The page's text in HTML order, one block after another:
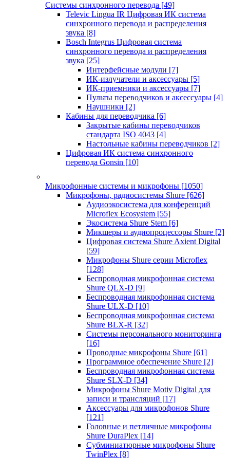
Системы синхронного перевода [49]
Televic Lingua IR Цифровая ИК система
синхронного перевода и распределения
звука [8]
Bosch Integrus Цифровая система
синхронного перевода и распределения
звука [25]
Интерфейсные модули [7]
ИК-излучатели и аксессуары [5]
ИК-приемники и аксессуары [7]
Пульты переводчиков и аксессуары [4]
Наушники [2]
Кабины для переводчика [6]
Закрытые кабины переводчиков
стандарта ISO 4043 [4]
Настольные кабины переводчиков [2]
Цифровая ИК система синхронного
перевода Gonsin [10]
Микрофонные системы и микрофоны [1050]
Микрофоны, радиосистемы Shure [626]
Аудиоэкосистема для конференций
Microflex Ecosystem [55]
Экосистема Shure Stem [6]
Микшеры и аудиопроцессоры Shure [2]
Цифровая система Shure Axient Digital
[59]
Микрофоны Shure серии Microflex
[128]
Беспроводная микрофонная система
Shure QLX-D [9]
Беспроводная микрофонная система
Shure ULX-D [10]
Беспроводная микрофонная система
Shure BLX-R [32]
Системы персонального мониторинга
[16]
Проводные микрофоны Shure [61]
Программное обеспечение Shure [2]
Беспроводная микрофонная система
Shure SLX-D [34]
Микрофоны Shure Motiv Digital для
записи и трансляций [17]
Аксессуары для микрофонов Shure
[121]
Головные и петличные микрофоны
Shure DuraPlex [14]
Субминиатюрные микрофоны Shure
TwinPlex [8]